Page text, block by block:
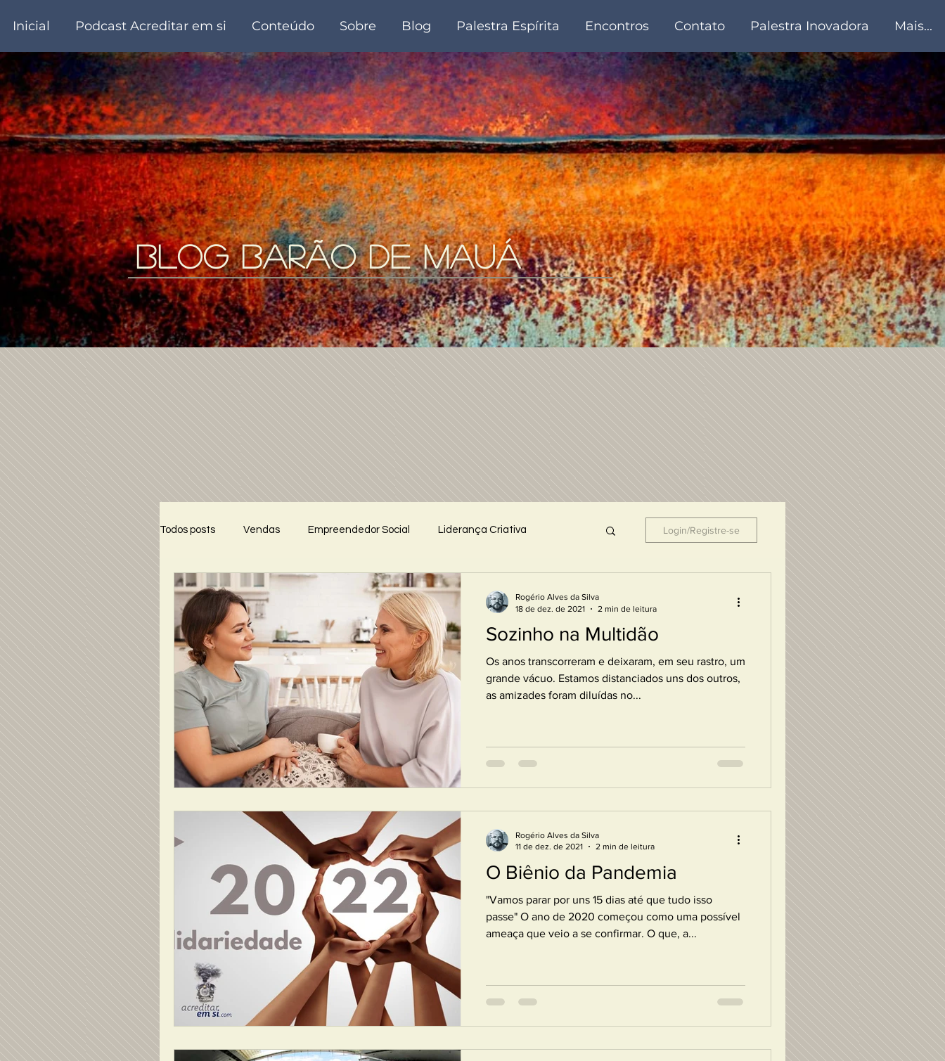
Inicial Podcast Acreditar em si Conteúdo Sobre Blog Palestra Espírita Encontros Contato Palestra Inovadora Mais...
blog barão de mauá
Todos posts Vendas Empreendedor Social Liderança Criativa
Crônicas do Barão Trabalho voluntário Palestra Inovadora
Poesia Crônicas História
Login/Registre-se
Sozinho na Multidão
Os anos transcorreram e deixaram, em seu rastro, um
grande vácuo. Estamos distanciados uns dos outros,
as amizades foram diluídas no...
Rogério Alves da Silva
18 de dez. de 2021
2 min de leitura
O Biênio da Pandemia
"Vamos parar por uns 15 dias até que tudo isso
passe" O ano de 2020 começou como uma possível
ameaça que veio a se confirmar. O que, a...
Rogério Alves da Silva
11 de dez. de 2021
2 min de leitura